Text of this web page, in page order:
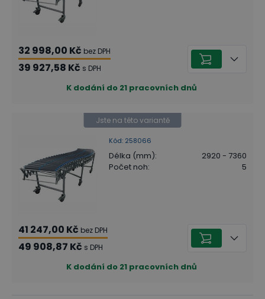
32 998,00 Kč bez DPH
39 927,58 Kč s DPH
K dodání do 21 pracovních dnů
Kód: 258066
Jste na této variantě
Délka (mm):
2920 - 7360
Počet noh: 5
41 247,00 Kč bez DPH
49 908,87 Kč s DPH
K dodání do 21 pracovních dnů